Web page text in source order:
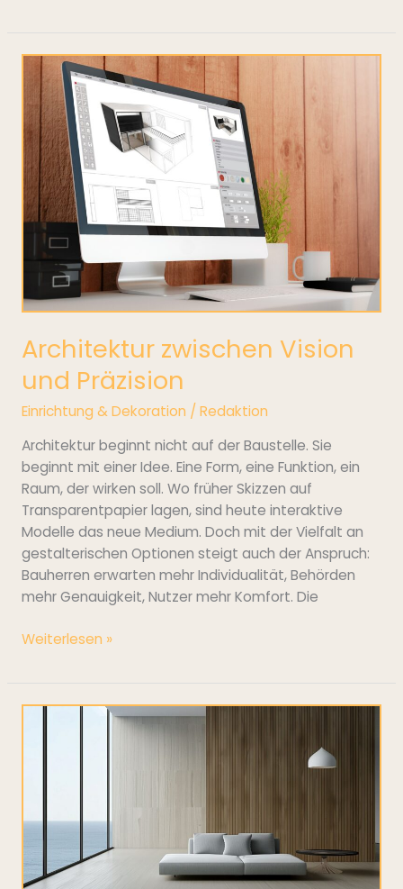
Architektur zwischen Vision
und Präzision
Einrichtung & Dekoration / Redaktion
Architektur beginnt nicht auf der Baustelle. Sie
beginnt mit einer Idee. Eine Form, eine Funktion, ein
Raum, der wirken soll. Wo früher Skizzen auf
Transparentpapier lagen, sind heute interaktive
Modelle das neue Medium. Doch mit der Vielfalt an
gestalterischen Optionen steigt auch der Anspruch:
Bauherren erwarten mehr Individualität, Behörden
mehr Genauigkeit, Nutzer mehr Komfort. Die
Architektur
zwischen
Vision
und
Präzision
Weiterlesen »
Wohnästhetik